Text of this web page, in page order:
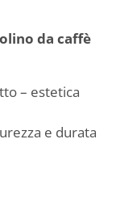
da caffè
– estetica
e durata